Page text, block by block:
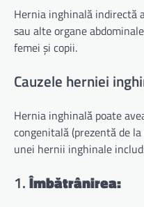
Hernia inghinală indirectă
sau alte organe
femei și copii.
Cauzele herniei
Hernia inghinală poate
congenitală (prezentă de
unei hernii inghinale
1.Îmbătrânirea: